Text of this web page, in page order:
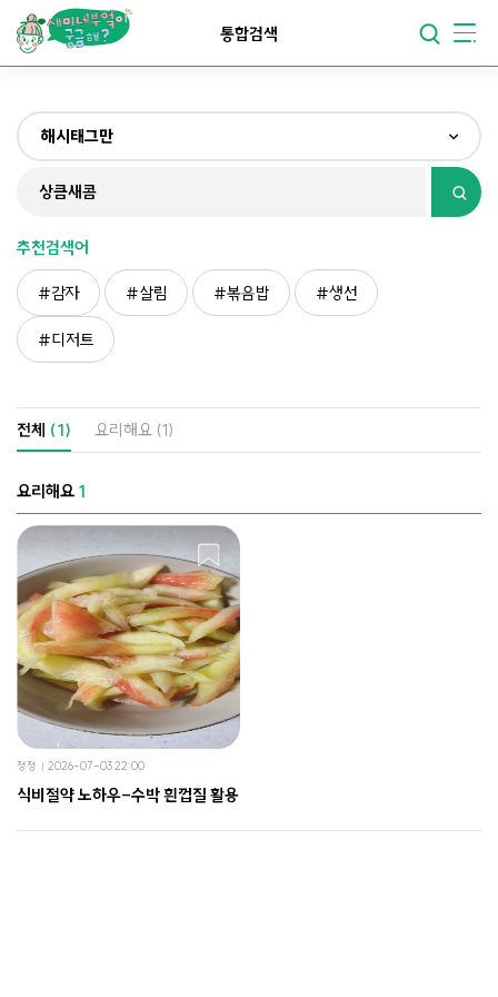
맛있어지는부엌
요리가쉬워지는부엌
통합검색
해시태그만
전체
재료만
해시태그만
추천검색어
감자 살림 볶음밥 생선
디저트
전체 (1) 요리해요 (1)
요리해요 1
정정 2026-07-03 22:00
식비절약 노하우-수박 흰껍질 활용